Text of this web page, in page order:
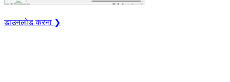
डाउनलोड करना ❯